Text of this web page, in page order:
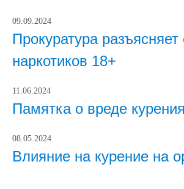
09.09.2024
Прокуратура
наркотиков 18+
11.06.2024
Памятка о вреде
08.05.2024
Влияние на курение на